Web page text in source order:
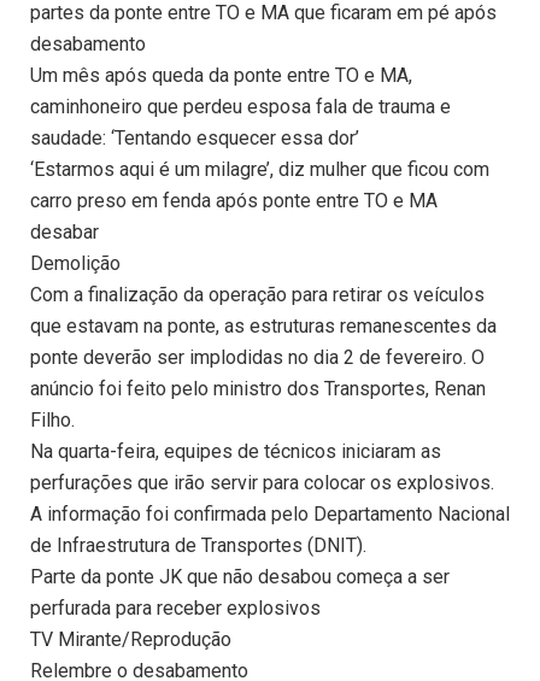
partes da ponte entre TO e MA que ficaram em pé após
desabamento
Um mês após queda da ponte entre TO e MA,
caminhoneiro que perdeu esposa fala de trauma e
saudade: ‘Tentando esquecer essa dor’
‘Estarmos aqui é um milagre’, diz mulher que ficou com
carro preso em fenda após ponte entre TO e MA
desabar
Demolição
Com a finalização da operação para retirar os veículos
que estavam na ponte, as estruturas remanescentes da
ponte deverão ser implodidas no dia 2 de fevereiro. O
anúncio foi feito pelo ministro dos Transportes, Renan
Filho.
Na quarta-feira, equipes de técnicos iniciaram as
perfurações que irão servir para colocar os explosivos.
A informação foi confirmada pelo Departamento Nacional
de Infraestrutura de Transportes (DNIT).
Parte da ponte JK que não desabou começa a ser
perfurada para receber explosivos
TV Mirante/Reprodução
Relembre o desabamento